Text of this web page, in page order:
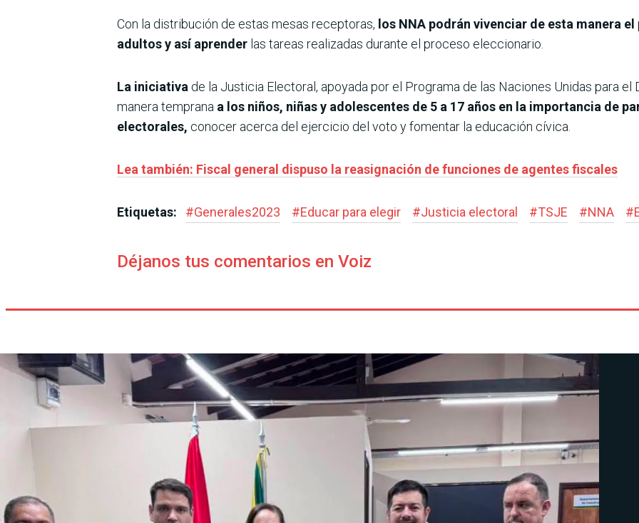
Con la distribución de estas mesas receptoras, los NNA podrán vivenciar de esta manera
adultos y así aprender las tareas realizadas durante el proceso eleccionario.
La iniciativa de la Justicia Electoral, apoyada por el Programa de las Naciones Unidas para el
manera temprana a los niños, niñas y adolescentes de 5 a 17 años en la importancia de
electorales, conocer acerca del ejercicio del voto y fomentar la educación cívica.
Lea también: Fiscal general dispuso la reasignación de funciones de agentes fiscales
Etiquetas: #Generales2023 #Educar para elegir #Justicia electoral #TSJE #NNA #
Déjanos tus comentarios en Voiz